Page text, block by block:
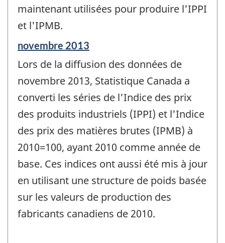
maintenant utilisées pour produire l'IPPI
et l'IPMB.
Période
référence
de
-
novembre 2013
Lors de la diffusion des données de
novembre 2013, Statistique Canada a
converti les séries de l'Indice des prix
des produits industriels (IPPI) et l'Indice
des prix des matières brutes (IPMB) à
2010=100, ayant 2010 comme année de
base. Ces indices ont aussi été mis à jour
en utilisant une structure de poids basée
sur les valeurs de production des
fabricants canadiens de 2010.